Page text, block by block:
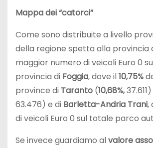
Mappa dei “catorci”
Come sono distribuite a livello
della regione spetta alla provincia
maggior numero di veicoli Euro 0
provincia di Foggia, dove il10,75%
province di Taranto (10,68%,
63.476) e di Barletta-Andria Trani,
di veicoli Euro 0 sul totale parco
Se invece guardiamo alvalore